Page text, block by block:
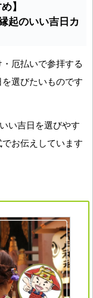
】
起のいい吉日カ
厄払いで参拝する
選びたいものです
い吉日を選びやす
お伝えしています